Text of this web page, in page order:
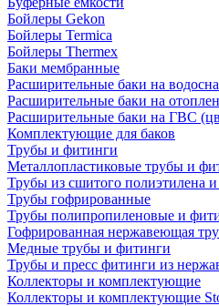
Бойлеры Gekon
Бойлеры Termica
Бойлеры Thermex
Баки мембранные
Расширительные баки на
Расширительные баки на
Расширительные баки на ГВС
Комплектующие для баков
Трубы и фитинги
Металлопластиковые трубы и
Трубы из сшитого полиэтилена
Трубы гофрированные
Трубы полипропиленовые и
Гофрированная нержавеющая
Медные трубы и фитинги
Трубы и пресс фитинги из
Коллекторы и комплектующие
Коллекторы и комплектующие